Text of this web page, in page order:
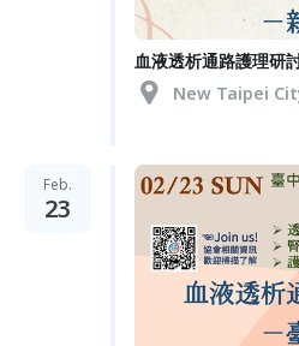
血液透析通路護理研
New Taipei
Feb.
23